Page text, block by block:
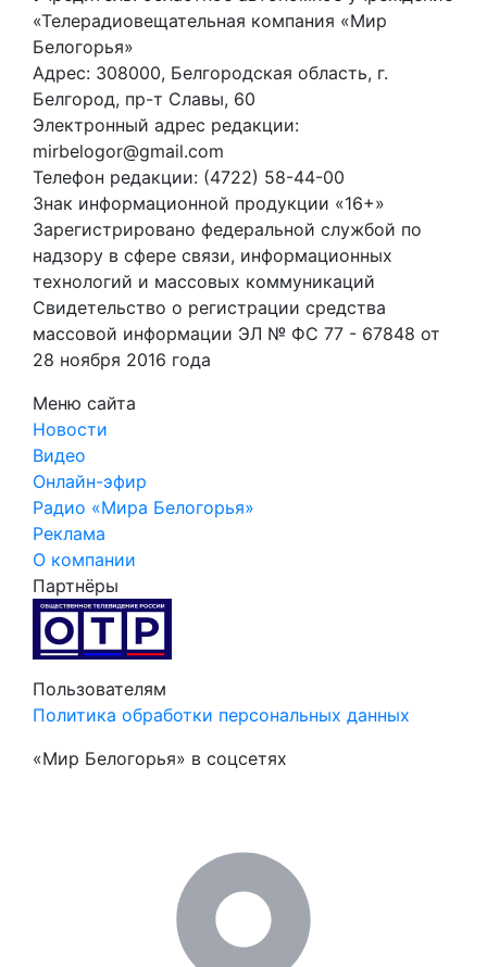
«Телерадиовещательная компания «Мир
Белогорья»
Адрес: 308000, Белгородская область, г.
Белгород, пр-т Славы, 60
Электронный адрес редакции:
mirbelogor@gmail.com
Телефон редакции: (4722) 58-44-00
Знак информационной продукции «16+»
Зарегистрировано федеральной службой по
надзору в сфере связи, информационных
технологий и массовых коммуникаций
Свидетельство о регистрации средства
массовой информации ЭЛ № ФС 77 - 67848 от
28 ноября 2016 года
Меню сайта
Новости
Видео
Онлайн-эфир
Радио «Мира Белогорья»
Реклама
О компании
Партнёры
Пользователям
Политика обработки персональных данных
«Мир Белогорья» в соцсетях